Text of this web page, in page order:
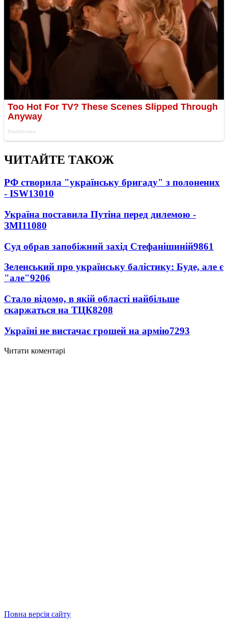
ЧИТАЙТЕ ТАКОЖ
РФ створила "українську бригаду" з полонених
- ISW13010
Україна поставила Путіна перед дилемою -
ЗМІ11080
Суд обрав запобіжний захід Стефанішиній9861
Зеленський про українську балістику: Буде, але є
"але"9206
Стало відомо, в якій області найбільше
скаржаться на ТЦК8208
Україні не вистачає грошей на армію7293
Читати коментарі
Повна версія сайту